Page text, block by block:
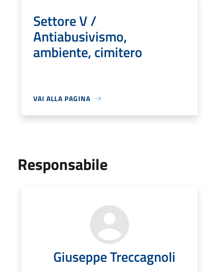
Settore V /
Antiabusivismo,
ambiente, cimitero
VAI ALLA PAGINA
Responsabile
Giuseppe Treccagnoli